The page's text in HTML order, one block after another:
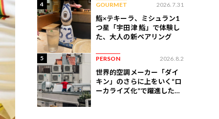
4 GOURMET 2026.7.31
鮨×テキーラ、ミシュラン1
つ星「宇田津 鮨」で体験し
た、大人の新ペアリング
5 PERSON 2026.8.2
世界的空調メーカー「ダイ
キン」のさらに上をいく“ロ
ーカライズ化”で躍進したイ